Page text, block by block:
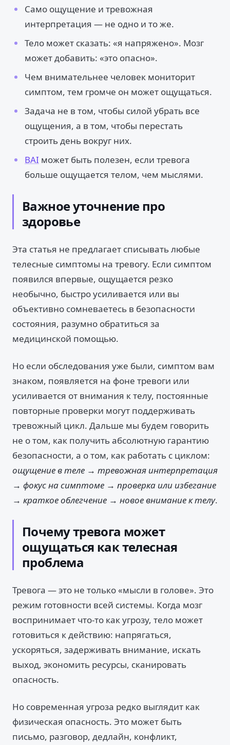
Само ощущение и тревожная
интерпретация — не одно и то же.
Тело может сказать: «я напряжено». Мозг
может добавить: «это опасно».
Чем внимательнее человек мониторит
симптом, тем громче он может ощущаться.
Задача не в том, чтобы силой убрать все
ощущения, а в том, чтобы перестать
строить день вокруг них.
BAI может быть полезен, если тревога
больше ощущается телом, чем мыслями.
Важное уточнение про
здоровье
Эта статья не предлагает списывать любые
телесные симптомы на тревогу. Если симптом
появился впервые, ощущается резко
необычно, быстро усиливается или вы
объективно сомневаетесь в безопасности
состояния, разумно обратиться за
медицинской помощью.
Но если обследования уже были, симптом вам
знаком, появляется на фоне тревоги или
усиливается от внимания к телу, постоянные
повторные проверки могут поддерживать
тревожный цикл. Дальше мы будем говорить
не о том, как получить абсолютную гарантию
безопасности, а о том, как работать с циклом:
ощущение в теле → тревожная интерпретация
→ фокус на симптоме → проверка или избегание
→ краткое облегчение → новое внимание к телу.
Почему тревога может
ощущаться как телесная
проблема
Тревога — это не только «мысли в голове». Это
режим готовности всей системы. Когда мозг
воспринимает что-то как угрозу, тело может
готовиться к действию: напрягаться,
ускоряться, задерживать внимание, искать
выход, экономить ресурсы, сканировать
опасность.
Но современная угроза редко выглядит как
физическая опасность. Это может быть
письмо, разговор, дедлайн, конфликт,